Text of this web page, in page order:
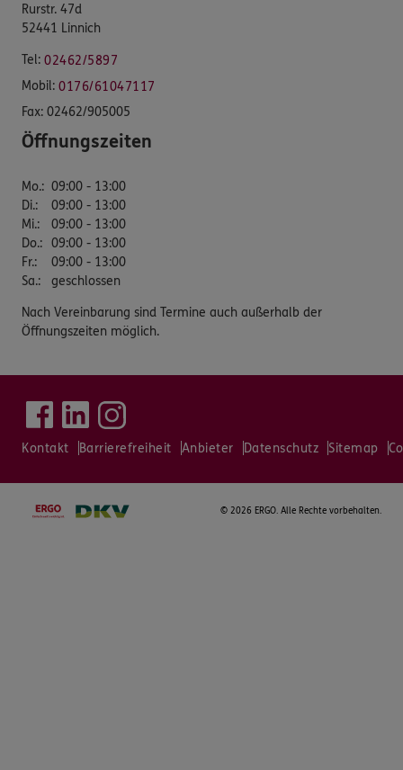
Rurstr. 47d
52441 Linnich
Tel: 02462/5897
Mobil: 0176/61047117
Fax: 02462/905005
Öffnungszeiten
Mo.: 09:00 - 13:00
Di.:
09:00 - 13:00
Mi.:
09:00 - 13:00
Do.: 09:00 - 13:00
Fr.:
09:00 - 13:00
Sa.: geschlossen
Nach Vereinbarung sind Termine auch außerhalb der
Öffnungszeiten möglich.
Kontakt Barrierefreiheit Anbieter Datenschutz Sitemap
© 2026 ERGO. Alle Rechte vorbehalten.